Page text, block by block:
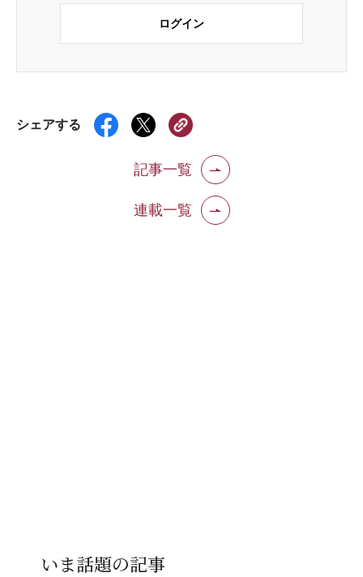
ログイン
シェアする
記事一覧
連載一覧
いま話題の記事